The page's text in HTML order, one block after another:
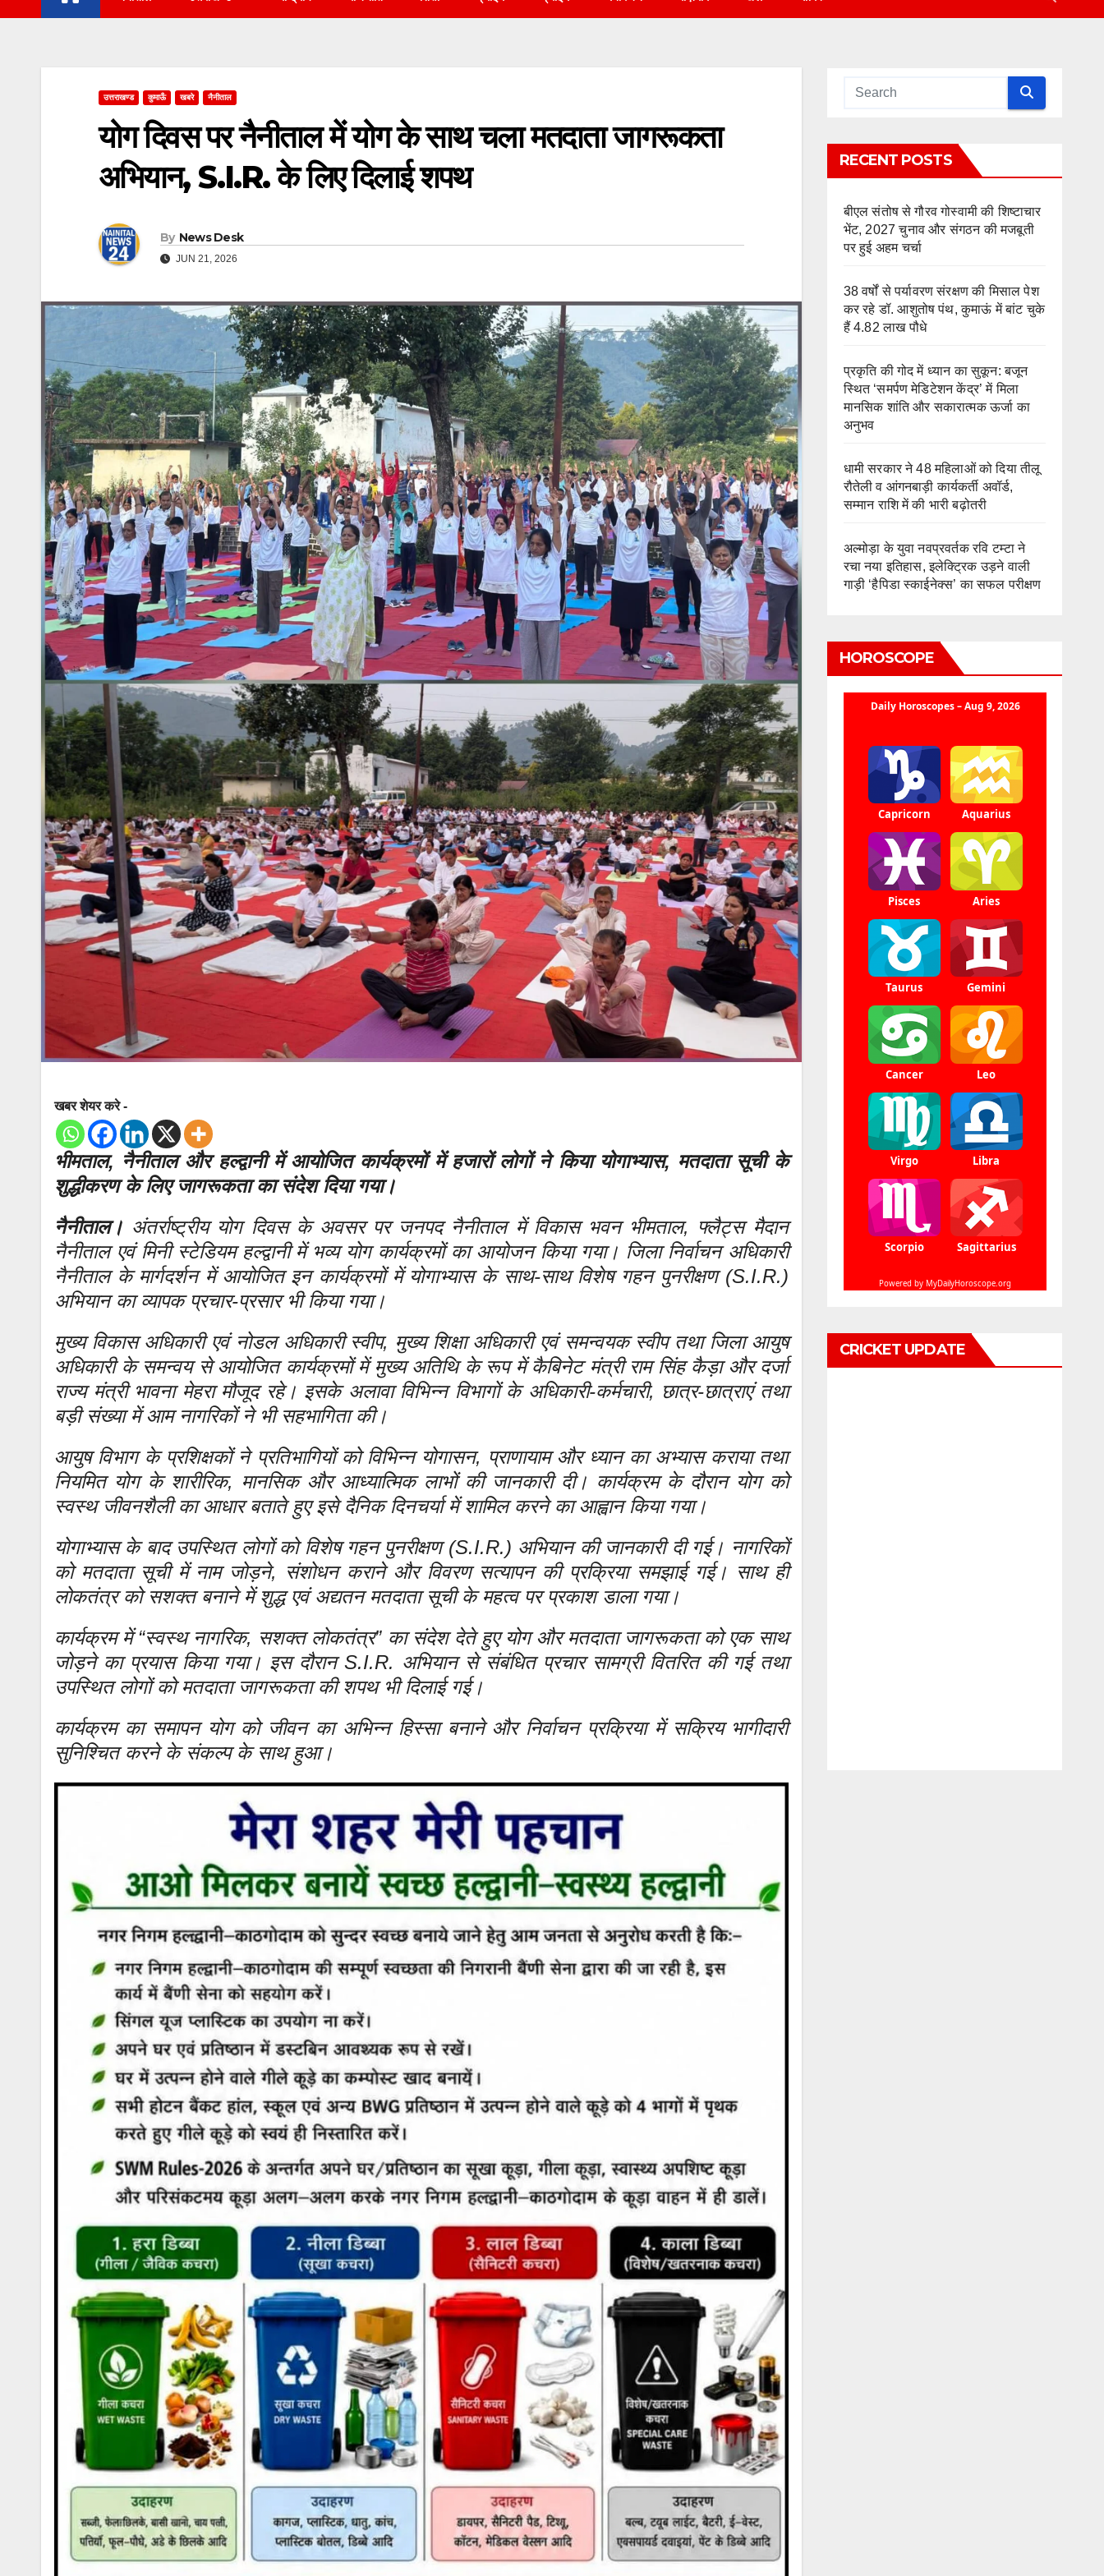
उत्तराखण्ड कुमाऊँ खबरे नैनीताल
योग दिवस पर नैनीताल में योग के साथ चला मतदाता जागरूकता
अभियान, S.I.R. के लिए दिलाई शपथ
By News Desk
JUN 21, 2026
खबर शेयर करे -
भीमताल, नैनीताल और हल्द्वानी में आयोजित कार्यक्रमों में हजारों लोगों ने किया योगाभ्यास, मतदाता सूची के
शुद्धीकरण के लिए जागरूकता का संदेश दिया गया।
नैनीताल। अंतर्राष्ट्रीय योग दिवस के अवसर पर जनपद नैनीताल में विकास भवन भीमताल, फ्लैट्स मैदान
नैनीताल एवं मिनी स्टेडियम हल्द्वानी में भव्य योग कार्यक्रमों का आयोजन किया गया। जिला निर्वाचन अधिकारी
नैनीताल के मार्गदर्शन में आयोजित इन कार्यक्रमों में योगाभ्यास के साथ-साथ विशेष गहन पुनरीक्षण (S.I.R.)
अभियान का व्यापक प्रचार-प्रसार भी किया गया।
मुख्य विकास अधिकारी एवं नोडल अधिकारी स्वीप, मुख्य शिक्षा अधिकारी एवं समन्वयक स्वीप तथा जिला आयुष
अधिकारी के समन्वय से आयोजित कार्यक्रमों में मुख्य अतिथि के रूप में कैबिनेट मंत्री राम सिंह कैड़ा और दर्जा
राज्य मंत्री भावना मेहरा मौजूद रहे। इसके अलावा विभिन्न विभागों के अधिकारी-कर्मचारी, छात्र-छात्राएं तथा
बड़ी संख्या में आम नागरिकों ने भी सहभागिता की।
आयुष विभाग के प्रशिक्षकों ने प्रतिभागियों को विभिन्न योगासन, प्राणायाम और ध्यान का अभ्यास कराया तथा
नियमित योग के शारीरिक, मानसिक और आध्यात्मिक लाभों की जानकारी दी। कार्यक्रम के दौरान योग को
स्वस्थ जीवनशैली का आधार बताते हुए इसे दैनिक दिनचर्या में शामिल करने का आह्वान किया गया।
योगाभ्यास के बाद उपस्थित लोगों को विशेष गहन पुनरीक्षण (S.I.R.) अभियान की जानकारी दी गई। नागरिकों
को मतदाता सूची में नाम जोड़ने, संशोधन कराने और विवरण सत्यापन की प्रक्रिया समझाई गई। साथ ही
लोकतंत्र को सशक्त बनाने में शुद्ध एवं अद्यतन मतदाता सूची के महत्व पर प्रकाश डाला गया।
कार्यक्रम में “स्वस्थ नागरिक, सशक्त लोकतंत्र” का संदेश देते हुए योग और मतदाता जागरूकता को एक साथ
जोड़ने का प्रयास किया गया। इस दौरान S.I.R. अभियान से संबंधित प्रचार सामग्री वितरित की गई तथा
उपस्थित लोगों को मतदाता जागरूकता की शपथ भी दिलाई गई।
कार्यक्रम का समापन योग को जीवन का अभिन्न हिस्सा बनाने और निर्वाचन प्रक्रिया में सक्रिय भागीदारी
सुनिश्चित करने के संकल्प के साथ हुआ।
RECENT POSTS
बीएल संतोष से गौरव गोस्वामी की शिष्टाचार
भेंट, 2027 चुनाव और संगठन की मजबूती
पर हुई अहम चर्चा
38 वर्षों से पर्यावरण संरक्षण की मिसाल पेश
कर रहे डॉ. आशुतोष पंथ, कुमाऊं में बांट चुके
हैं 4.82 लाख पौधे
प्रकृति की गोद में ध्यान का सुकून: बजून
स्थित ‘समर्पण मेडिटेशन केंद्र’ में मिला
मानसिक शांति और सकारात्मक ऊर्जा का
अनुभव
धामी सरकार ने 48 महिलाओं को दिया तीलू
रौतेली व आंगनबाड़ी कार्यकर्ती अवॉर्ड,
सम्मान राशि में की भारी बढ़ोतरी
अल्मोड़ा के युवा नवप्रवर्तक रवि टम्टा ने
रचा नया इतिहास, इलेक्ट्रिक उड़ने वाली
गाड़ी ‘हैपिडा स्काईनेक्स’ का सफल परीक्षण
HOROSCOPE
CRICKET UPDATE